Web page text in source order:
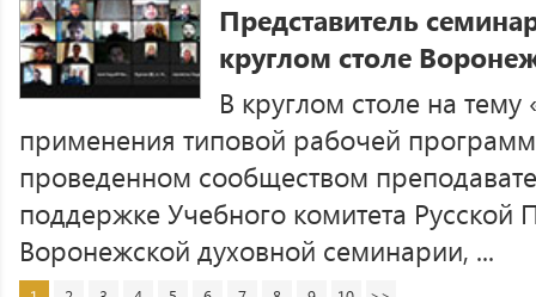
Представитель
круглом столе
В круглом столе на
применения типовой рабочей
проведенном сообществом
поддержке Учебного комитета Русской
Воронежской духовной семинарии, ...